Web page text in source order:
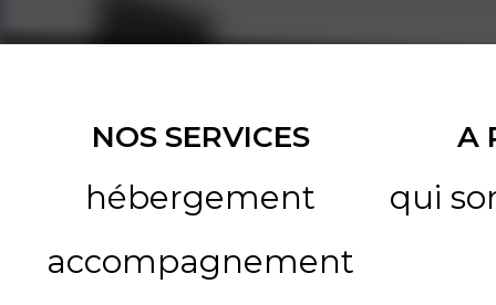
NOS SERVICES
hébergement
accompagnement
A
qui